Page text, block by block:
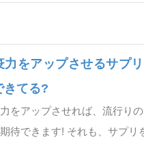
力をアップさせるサプ
きてる?
をアップさせれば、流行り
待できます! それも、サプリ